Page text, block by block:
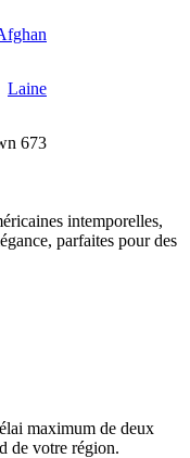
Laine
673
intemporelles,
parfaites pour des
maximum de deux
de votre région.